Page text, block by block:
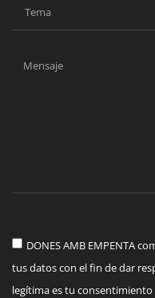
DONES AMB EMPENTA
tus datos con el fin de dar
legítima es tu